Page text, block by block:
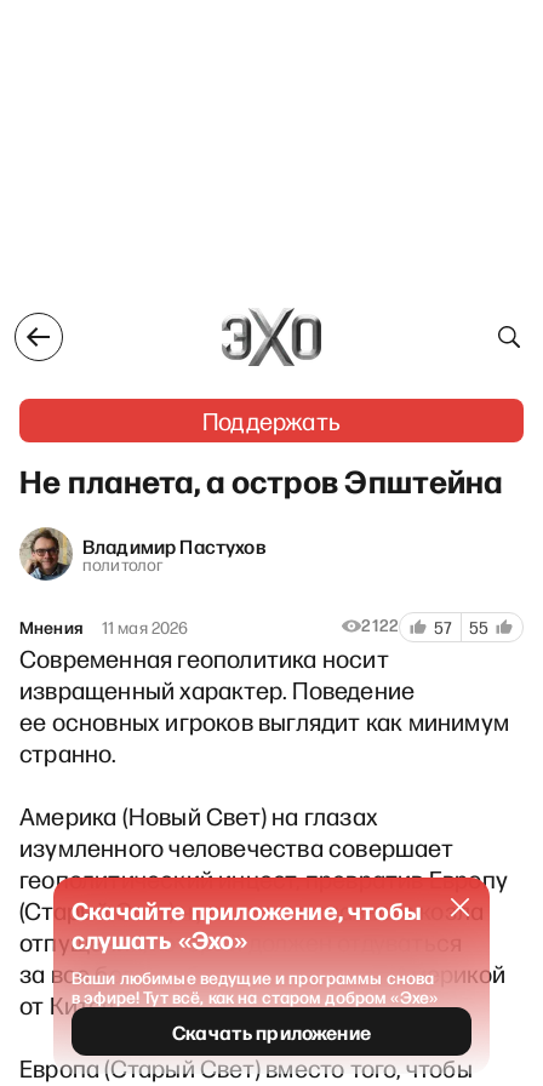
Поддержать
Не планета, а остров Эпштейна
Владимир Пастухов
политолог
Мнения 11 мая 2026 2122 57 55
Современная геополитика носит
извращенный характер. Поведение
ее основных игроков выглядит как минимум
странно.
Америка (Новый Свет) на глазах
изумленного человечества совершает
геополитический инцест, превратив Европу
(Старый Свет) чуть ли не в главного козла
отпущения, который должен отдуваться
за все боли и обиды, понесенные Америкой
от Китая.
Европа (Старый Свет) вместо того, чтобы
Скачайте приложение, чтобы
слушать «Эхо»
Ваши любимые ведущие и программы снова
в эфире! Тут всё, как на старом добром «Эхе»
Скачать приложение